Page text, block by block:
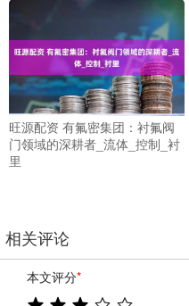
旺源配资 有氟密集团：衬氟阀
门领域的深耕者_流体_控制_衬
里
相关评论
本文评分*